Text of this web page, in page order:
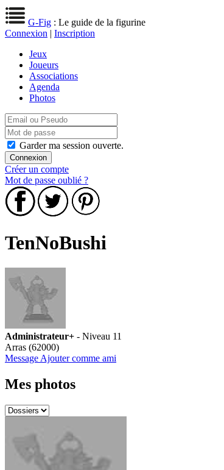
G-Fig : Le guide de la figurine
Connexion | Inscription
Jeux
Joueurs
Associations
Agenda
Photos
Garder ma session ouverte.
Créer un compte
Mot de passe oublié ?
TenNoBushi
Administrateur+ - Niveau 11
Arras (62000)
Message Ajouter comme ami
Mes photos